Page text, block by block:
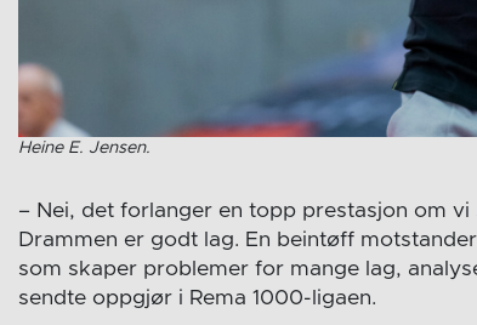
Heine E. Jensen.
– Nei, det forlanger en topp prestasjon om
Drammen er godt lag. En beintøff
som skaper problemer for mange lag,
sendte oppgjør i Rema 1000-ligaen.